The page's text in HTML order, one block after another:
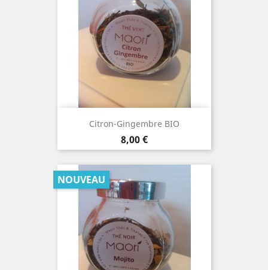
Citron-Gingembre BIO
Prix
8,00 €
NOUVEAU